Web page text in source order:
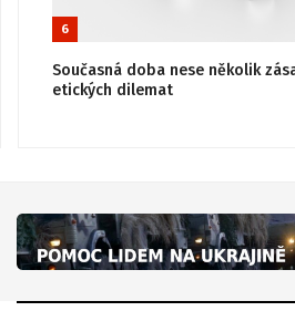
6
Současná doba nese několik
etických dilemat